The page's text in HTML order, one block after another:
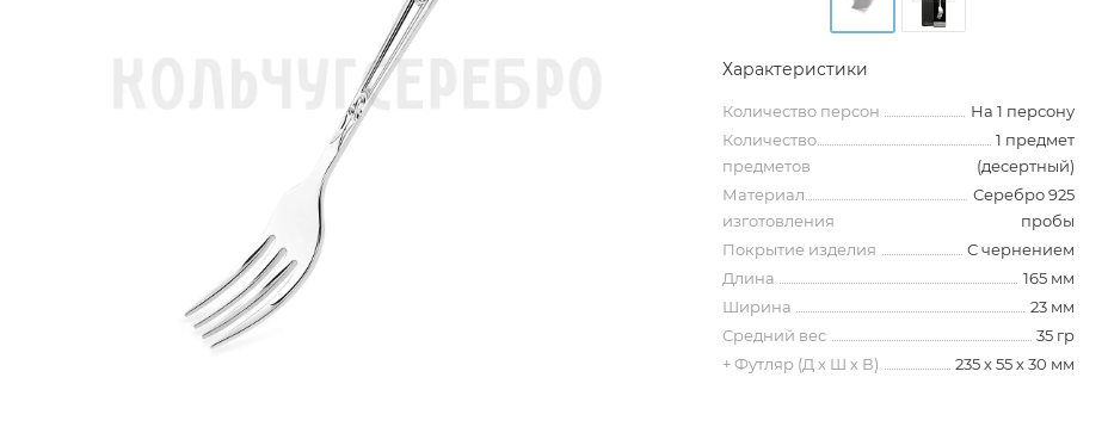
Характеристики
Количество персон
На 1 персону
Количество
предметов
1 предмет
(десертный)
Материал
изготовления
Серебро 925
пробы
Покрытие изделия
С чернением
Длина
165 мм
Ширина
23 мм
Средний вес
35 гр
+ Футляр (Д х Ш х В)
235 х 55 х 30 мм